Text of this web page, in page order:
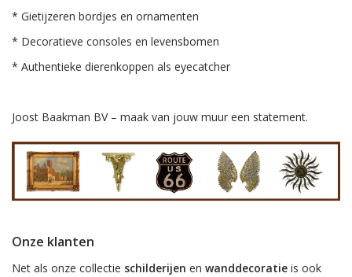
* Gietijzeren bordjes en ornamenten
* Decoratieve consoles en levensbomen
* Authentieke dierenkoppen als eyecatcher
Joost Baakman BV – maak van jouw muur een statement.
Onze klanten
Net als onze collectie schilderijen en wanddecoratie is ook